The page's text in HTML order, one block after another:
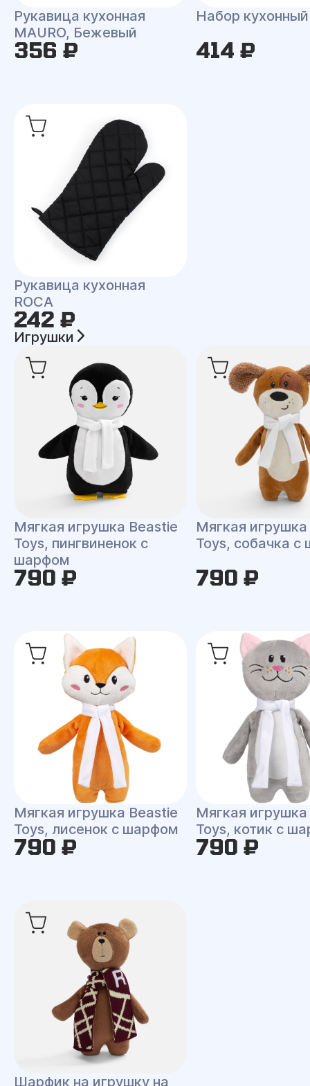
Рукавица кухонная
MAURO, Бежевый
356 ₽
Набор кухонный
414 ₽
Рукавица кухонная
ROCA
242 ₽
Игрушки
Мягкая игрушка Beastie
Toys, пингвиненок с
шарфом
790 ₽
Мягкая
Toys, собачка
790 ₽
Мягкая игрушка Beastie
Toys, лисенок с шарфом
790 ₽
Мягкая
Toys, котик с
790 ₽
Шарфик на игрушку на